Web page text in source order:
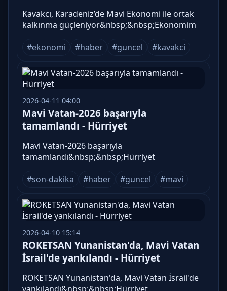
Kavakcı, Karadeniz’de Mavi Ekonomi ile ortak
kalkınma güçleniyor&nbsp;&nbsp;Ekonomim
#ekonomi
#haber #guncel #kavakci
2026-04-11 04:00
Mavi Vatan-2026 başarıyla
tamamlandı - Hürriyet
Mavi Vatan-2026 başarıyla
tamamlandı&nbsp;&nbsp;Hürriyet
#son-dakika
#haber #guncel #mavi
2026-04-10 15:14
ROKETSAN Yunanistan'da, Mavi Vatan
İsrail'de yankılandı - Hürriyet
ROKETSAN Yunanistan'da, Mavi Vatan İsrail'de